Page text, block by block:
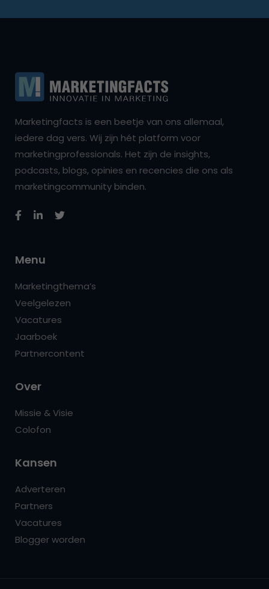
Marketingfacts is een beetje van ons allemaal,
iedere dag vers. Wij zijn hét platform voor
marketingprofessionals. Het zijn de insights,
podcasts, blogs, opinies en recencies die ons als
marketingcommunity binden.
Menu
Marketingthema’s
Veelgelezen
Vacatures
Jaarboek
Partnercontent
Over
Missie & Visie
Colofon
Kansen
Adverteren
Partners
Vacatures
Blogger worden